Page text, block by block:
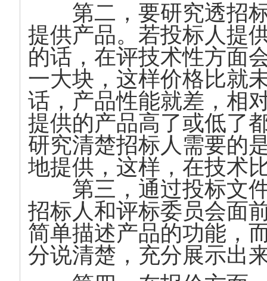
第二，要研究透招标
提供产品。若投标人提
的话，在评技术性方面
一大块，这样价格比就
话，产品性能就差，相
提供的产品高了或低了
研究清楚招标人需要的
地提供，这样，在技术
第三，通过投标文件
招标人和评标委员会面
简单描述产品的功能，
分说清楚，充分展示出